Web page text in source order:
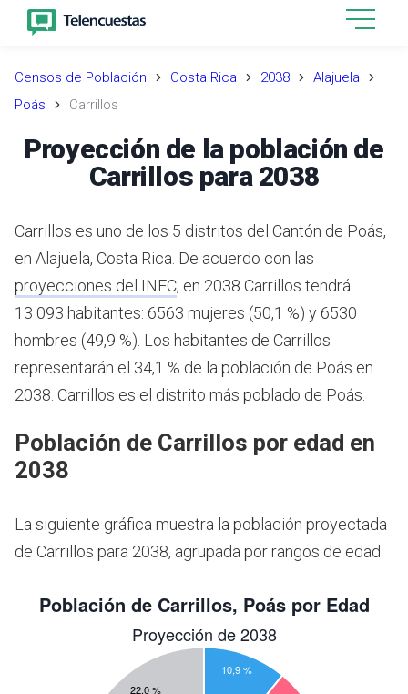
Censos de Población Costa Rica 2038
Alajuela
Poás
Carrillos
Proyección de la población de
Carrillos para 2038
Carrillos es uno de los 5 distritos del Cantón de Poás,
en Alajuela, Costa Rica. De acuerdo con las
proyecciones del INEC, en 2038 Carrillos tendrá
13 093 habitantes: 6563 mujeres (50,1 %) y 6530
hombres (49,9 %). Los habitantes de Carrillos
representarán el 34,1 % de la población de Poás en
2038. Carrillos es el distrito más poblado de Poás.
Población de Carrillos por edad en
2038
La siguiente gráfica muestra la población proyectada
de Carrillos para 2038, agrupada por rangos de edad.